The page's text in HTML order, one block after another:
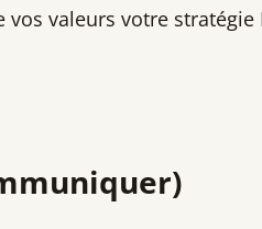
valeurs votre stratégie